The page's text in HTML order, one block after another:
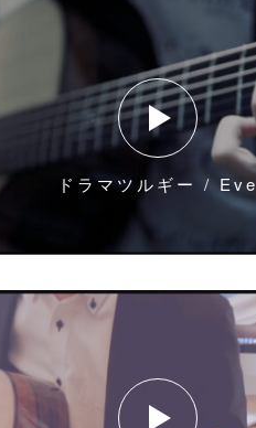
ドラマツルギー / Eve